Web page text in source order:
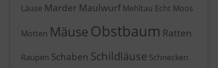
Läuse Marder Maulwurf Mehltau Echt Moos
Motten Mäuse Obstbaum Ratten
Raupen Schaben Schildläuse Schnecken